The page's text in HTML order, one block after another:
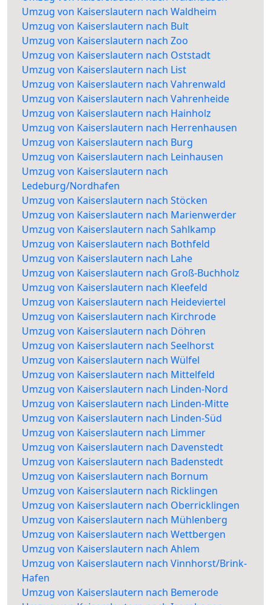
Umzug von Kaiserslautern nach Waldheim
Umzug von Kaiserslautern nach Bult
Umzug von Kaiserslautern nach Zoo
Umzug von Kaiserslautern nach Oststadt
Umzug von Kaiserslautern nach List
Umzug von Kaiserslautern nach Vahrenwald
Umzug von Kaiserslautern nach Vahrenheide
Umzug von Kaiserslautern nach Hainholz
Umzug von Kaiserslautern nach Herrenhausen
Umzug von Kaiserslautern nach Burg
Umzug von Kaiserslautern nach Leinhausen
Umzug von Kaiserslautern nach
Ledeburg/Nordhafen
Umzug von Kaiserslautern nach Stöcken
Umzug von Kaiserslautern nach Marienwerder
Umzug von Kaiserslautern nach Sahlkamp
Umzug von Kaiserslautern nach Bothfeld
Umzug von Kaiserslautern nach Lahe
Umzug von Kaiserslautern nach Groß-Buchholz
Umzug von Kaiserslautern nach Kleefeld
Umzug von Kaiserslautern nach Heideviertel
Umzug von Kaiserslautern nach Kirchrode
Umzug von Kaiserslautern nach Döhren
Umzug von Kaiserslautern nach Seelhorst
Umzug von Kaiserslautern nach Wülfel
Umzug von Kaiserslautern nach Mittelfeld
Umzug von Kaiserslautern nach Linden-Nord
Umzug von Kaiserslautern nach Linden-Mitte
Umzug von Kaiserslautern nach Linden-Süd
Umzug von Kaiserslautern nach Limmer
Umzug von Kaiserslautern nach Davenstedt
Umzug von Kaiserslautern nach Badenstedt
Umzug von Kaiserslautern nach Bornum
Umzug von Kaiserslautern nach Ricklingen
Umzug von Kaiserslautern nach Oberricklingen
Umzug von Kaiserslautern nach Mühlenberg
Umzug von Kaiserslautern nach Wettbergen
Umzug von Kaiserslautern nach Ahlem
Umzug von Kaiserslautern nach Vinnhorst/Brink-
Hafen
Umzug von Kaiserslautern nach Bemerode